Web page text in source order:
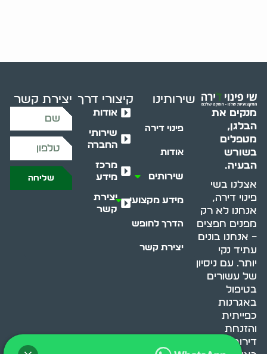
מנקים את
הבלגן,
מטפלים
בשורש
הבעיה.
אצלנו בשי
פינוי דירה,
אנחנו לא רק
מפנים חפצים
– אנחנו בונים
עתיד נקי
יותר. עם ניסיון
של עשורים
בטיפול
באגרנות
כפייתית
והזנחת
דירות, אנחנו
שירותינו
פינוי דירה
אודות
שירותים
מידע מקצועי
הדרך לחופש
יצירת קשר
קיצורי דרך
אודות
שירותי
החברה
מרכז
מידע
יצירת
קשר
יצירת קשר
שליחה